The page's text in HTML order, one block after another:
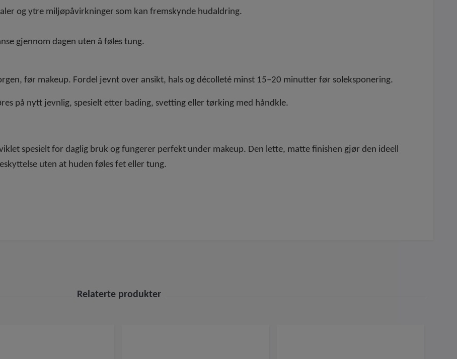
og ytre miljøpåvirkninger som kan fremskynde hudaldring.
gjennom dagen uten å føles tung.
før makeup. Fordel jevnt over ansikt, hals og décolleté minst 15–20 minutter før soleksponering.
på nytt jevnlig, spesielt etter bading, svetting eller tørking med håndkle.
spesielt for daglig bruk og fungerer perfekt under makeup. Den lette, matte finishen gjør den ideell
uten at huden føles fet eller tung.